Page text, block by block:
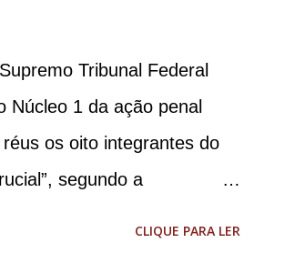
Tribunal Federal
Núcleo 1 da ação penal
os oito integrantes do
segundo a
CLIQUE PARA LER